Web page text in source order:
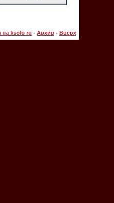
на ksolo ru - Архив - Вверх